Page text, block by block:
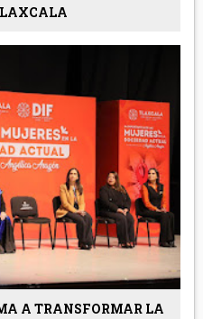
A TRANSFORMAR LA